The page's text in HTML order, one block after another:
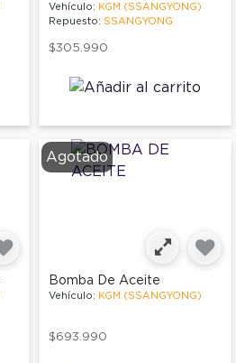
Vehículo: KGM (SSANGYONG)
Repuesto: SSANGYONG
$305.990
Agotado
Bomba De Aceite
Vehículo: KGM (SSANGYONG)
$693.990